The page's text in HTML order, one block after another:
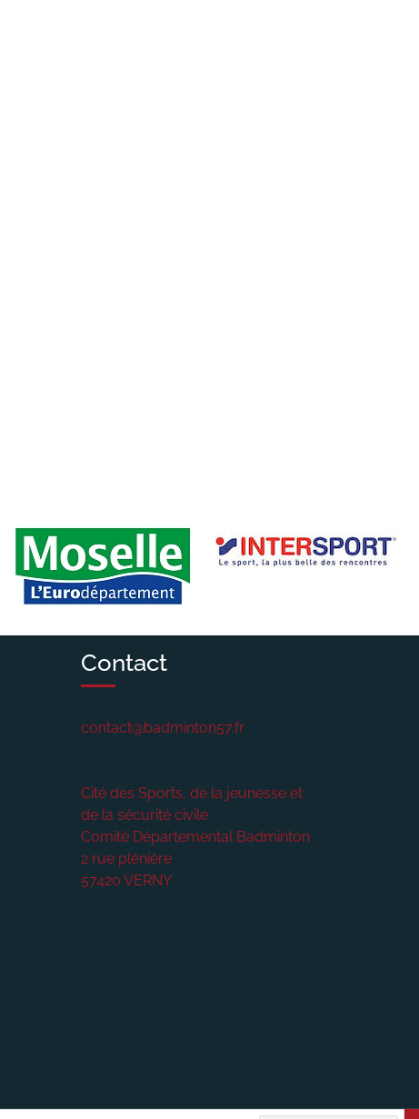
Contact
contact@badminton57.fr
Cité des Sports, de la jeunesse et
de la sécurité civile
Comité Départemental Badminton
2 rue plénière
57420 VERNY